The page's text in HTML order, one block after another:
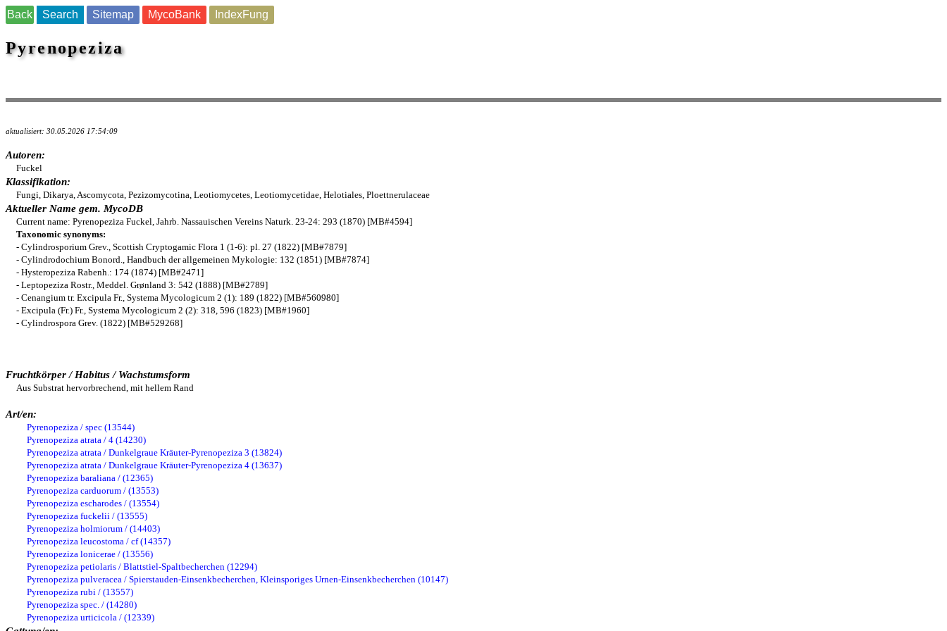
Back Search Sitemap MycoBank IndexFung
Pyrenopeziza
aktualisiert: 30.05.2026 17:54:09
Autoren:
Fuckel
Klassifikation:
Fungi, Dikarya, Ascomycota, Pezizomycotina, Leotiomycetes, Leotiomycetidae, Helotiales, Ploettnerulaceae
Aktueller Name gem. MycoDB
Current name: Pyrenopeziza Fuckel, Jahrb. Nassauischen Vereins Naturk. 23-24: 293 (1870) [MB#4594]
Taxonomic synonyms:
- Cylindrosporium Grev., Scottish Cryptogamic Flora 1 (1-6): pl. 27 (1822) [MB#7879]
- Cylindrodochium Bonord., Handbuch der allgemeinen Mykologie: 132 (1851) [MB#7874]
- Hysteropeziza Rabenh.: 174 (1874) [MB#2471]
- Leptopeziza Rostr., Meddel. Grønland 3: 542 (1888) [MB#2789]
- Cenangium tr. Excipula Fr., Systema Mycologicum 2 (1): 189 (1822) [MB#560980]
- Excipula (Fr.) Fr., Systema Mycologicum 2 (2): 318, 596 (1823) [MB#1960]
- Cylindrospora Grev. (1822) [MB#529268]
Fruchtkörper / Habitus / Wachstumsform
Aus Substrat hervorbrechend, mit hellem Rand
Art/en:
Pyrenopeziza / spec (13544)
Pyrenopeziza atrata / 4 (14230)
Pyrenopeziza atrata / Dunkelgraue Kräuter-Pyrenopeziza 3 (13824)
Pyrenopeziza atrata / Dunkelgraue Kräuter-Pyrenopeziza 4 (13637)
Pyrenopeziza baraliana / (12365)
Pyrenopeziza carduorum / (13553)
Pyrenopeziza escharodes / (13554)
Pyrenopeziza fuckelii / (13555)
Pyrenopeziza holmiorum / (14403)
Pyrenopeziza leucostoma / cf (14357)
Pyrenopeziza lonicerae / (13556)
Pyrenopeziza petiolaris / Blattstiel-Spaltbecherchen (12294)
Pyrenopeziza pulveracea / Spierstauden-Einsenkbecherchen, Kleinsporiges Urnen-Einsenkbecherchen (10147)
Pyrenopeziza rubi / (13557)
Pyrenopeziza spec. / (14280)
Pyrenopeziza urticicola / (12339)